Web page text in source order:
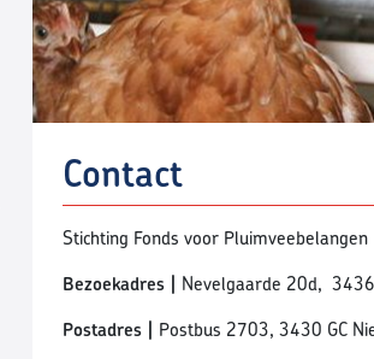
Contact
Stichting Fonds voor Pluimveebelangen
Bezoekadres | Nevelgaarde 20d,
Postadres | Postbus 2703, 3430 GC